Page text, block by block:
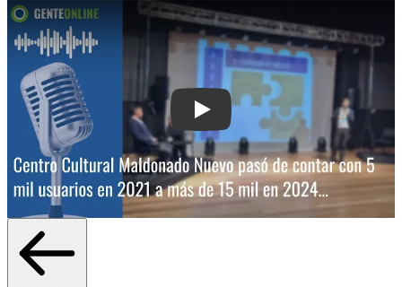
Play: Centro Cultural Maldonado